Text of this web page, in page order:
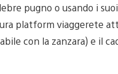
pugno o usando i
platform viaggerete
con la zanzara) e il